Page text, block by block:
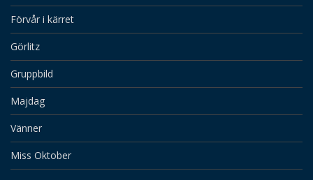
Förvår i kärret
Görlitz
Gruppbild
Majdag
Vänner
Miss Oktober